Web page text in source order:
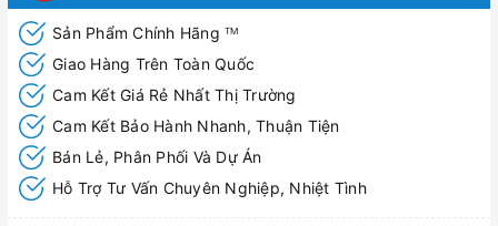
Sản Phẩm Chính Hãng TM
Giao Hàng Trên Toàn Quốc
Cam Kết Giá Rẻ Nhất Thị Trường
Cam Kết Bảo Hành Nhanh, Thuận Tiện
Bán Lẻ, Phân Phối Và Dự Án
Hỗ Trợ Tư Vấn Chuyên Nghiệp, Nhiệt Tình